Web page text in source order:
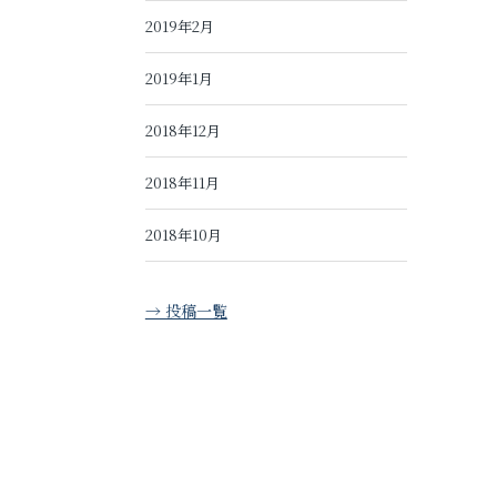
2019年2月
2019年1月
2018年12月
2018年11月
2018年10月
→ 投稿一覧